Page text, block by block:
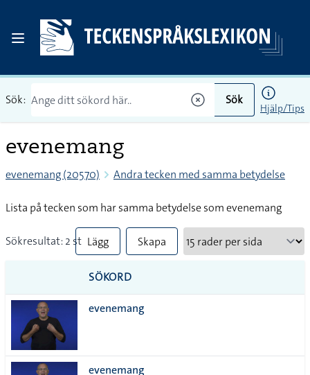
Sök: Sök
Hjälp/Tips
evenemang
evenemang (20570) Andra tecken med samma betydelse
Lista på tecken som har samma betydelse som evenemang
Sökresultat: 2 st Lägg
till
alla i
Skapa
SÖKORD
evenemang
evenemang